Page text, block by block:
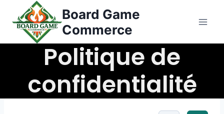
contenu
Board Game
Commerce
Politique de
confidentialité